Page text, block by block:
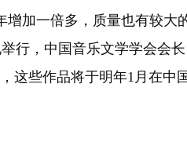
一倍多，质量也有较大
行，中国音乐文学学会会
这些作品将于明年1月在中